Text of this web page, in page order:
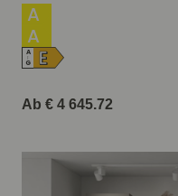
A
A
A
↑G E
Ab € 4 645.72